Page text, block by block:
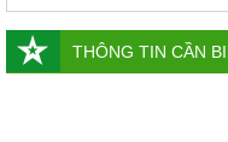
THÔNG TIN CẦN